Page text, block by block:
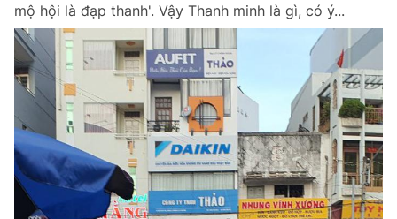
mộ hội là đạp thanh'. Vậy Thanh minh là gì, có ý...